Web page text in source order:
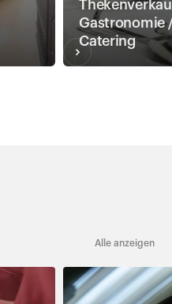
Gastronomie
Catering
Alle anzeigen